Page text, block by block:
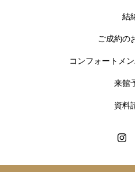
結
ご成約の
コンフォートメ
来館
資料